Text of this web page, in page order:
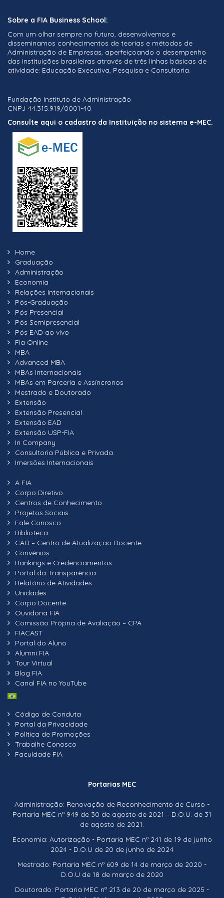
Marketing
Mercado Imobiliário
Módulo Internacional
Operações
PME
Projetos
Recursos Humanos
Saúde
Seguros e Previdência
Sustentabilidade
Tecnologia da Informação e Comunicações
Varejo e Mercado de Consumo
Vendas e Planejamento Comercial
Sobre a FIA Business School:
Com um olhar sempre no futuro, desenvolvemos e
disseminamos conhecimentos de teorias e métodos de
Administração de Empresas, aperfeiçoando o desempenho
das instituições brasileiras através de três linhas básicas de
atividade: Educação Executiva, Pesquisa e Consultoria.
Fundação Instituto de Administração
CNPJ 44.315.919/0001-40
Consulte aqui o cadastro da Instituição no sistema e-MEC.
Home
Graduação
Administração
Economia
Relações Internacionais
Pós-Graduação
Pós Presencial
Pós Semipresencial
Pós EAD ao vivo
Fia Online
MBA
Advanced MBA
MBAs Internacionais
MBAs em Parceria e Assíncronos
Mestrado e Doutorado
Extensão
Extensão Presencial
Extensão EAD
Extensão USP-FIA
In Company
Consultoria Pública e Privada
Imersões Internacionais
A FIA
Corpo Diretivo
Centros de Conhecimento
Projetos Sociais
Fale Conosco
Biblioteca
CAD – Centro de Atualização Docente
Convênios
Rankings e Credenciamentos
Portal da Transparência
Relatório de Atividades
Unidades
Corpo Docente
Ouvidoria FIA
Comissão Própria de Avaliação – CPA
FIACAST
Portal do Aluno
Alumni FIA
Tour Virtual
Blog FIA
Canal FIA no YouTube
Código de Conduta
Portal da Privacidade
Política de Promoções
Trabalhe Conosco
Faculdade FIA
Portarias MEC
Administração: Renovação de Reconhecimento de Curso -
Portaria MEC nº 949 de 30 de agosto de 2021 – D.O.U. de 31
de agosto de 2021.
Economia: Autorização - Portaria MEC nº 241 de 19 de junho
2024 - D.O.U de 20 de junho de 2024
Mestrado: Portaria MEC nº 609 de 14 de março de 2020 -
D.O.U de 18 de março de 2020
Doutorado: Portaria MEC nº 213 de 20 de março de 2025 -